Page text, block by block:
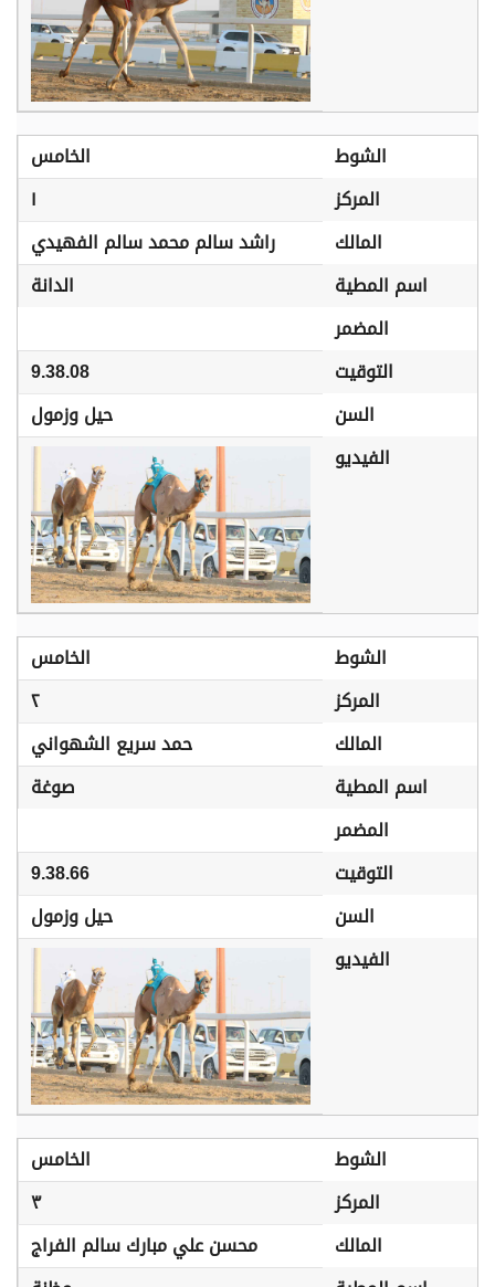
الشوط
الخامس
المركز
١
المالك
راشد سالم محمد سالم الفهيدي
اسم المطية
الدانة
المضمر
التوقيت
9.38.08
السن
حيل وزمول
الفيديو
الشوط
الخامس
المركز
٢
المالك
حمد سريع الشهواني
اسم المطية
صوغة
المضمر
التوقيت
9.38.66
السن
حيل وزمول
الفيديو
الشوط
الخامس
المركز
٣
المالك
محسن علي مبارك سالم الفراج